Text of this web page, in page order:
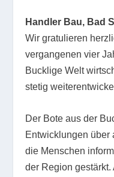
Handler Bau, Bad
Wir gratulieren
vergangenen vier
Bucklige Welt
stetig
Der Bote aus der
Entwicklungen über
die Menschen
der Region